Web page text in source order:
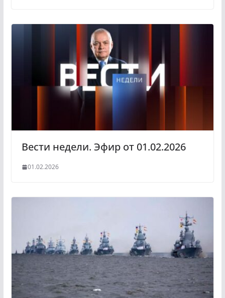
Вести недели. Эфир от 01.02.2026
01.02.2026